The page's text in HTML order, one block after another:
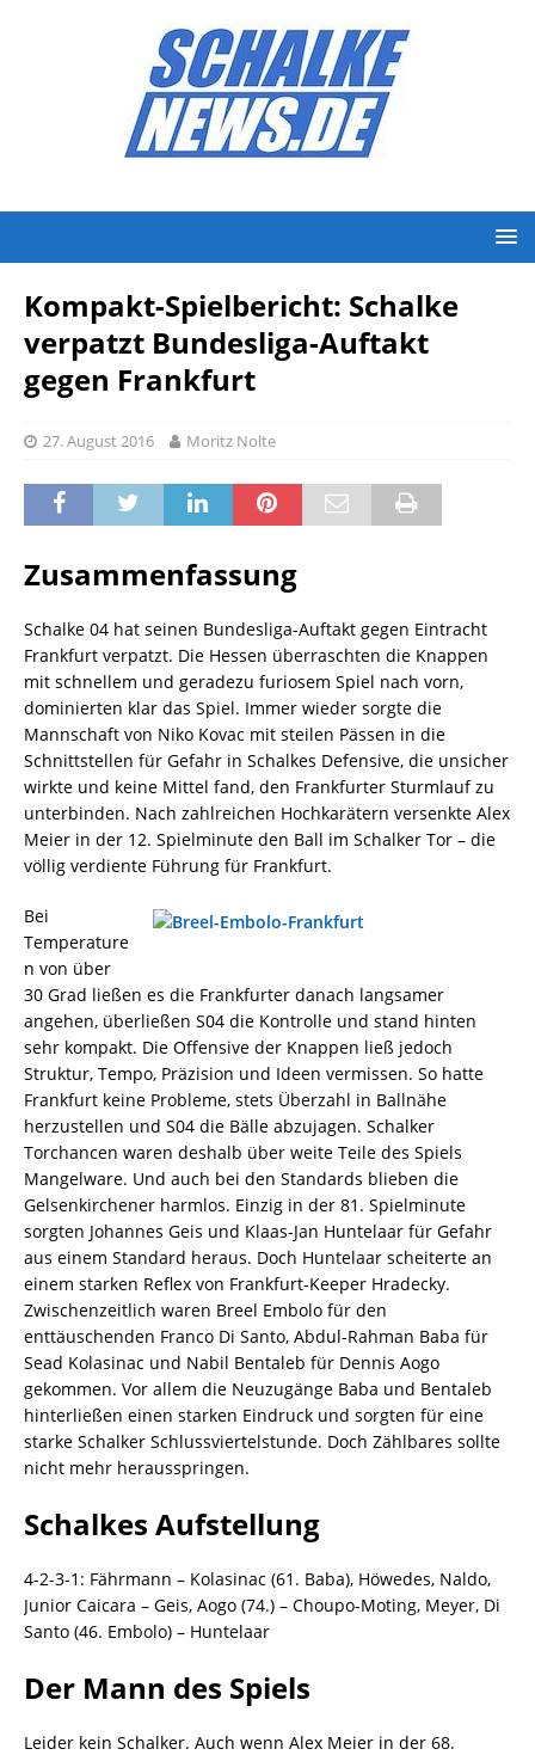
Kompakt-Spielbericht: Schalke
verpatzt Bundesliga-Auftakt
gegen Frankfurt
27. August 2016 Moritz Nolte
Zusammenfassung
Schalke 04 hat seinen Bundesliga-Auftakt gegen Eintracht
Frankfurt verpatzt. Die Hessen überraschten die Knappen
mit schnellem und geradezu furiosem Spiel nach vorn,
dominierten klar das Spiel. Immer wieder sorgte die
Mannschaft von Niko Kovac mit steilen Pässen in die
Schnittstellen für Gefahr in Schalkes Defensive, die unsicher
wirkte und keine Mittel fand, den Frankfurter Sturmlauf zu
unterbinden. Nach zahlreichen Hochkarätern versenkte Alex
Meier in der 12. Spielminute den Ball im Schalker Tor – die
völlig verdiente Führung für Frankfurt.
Bei
Temperature
n von über
30 Grad ließen es die Frankfurter danach langsamer
angehen, überließen S04 die Kontrolle und stand hinten
sehr kompakt. Die Offensive der Knappen ließ jedoch
Struktur, Tempo, Präzision und Ideen vermissen. So hatte
Frankfurt keine Probleme, stets Überzahl in Ballnähe
herzustellen und S04 die Bälle abzujagen. Schalker
Torchancen waren deshalb über weite Teile des Spiels
Mangelware. Und auch bei den Standards blieben die
Gelsenkirchener harmlos. Einzig in der 81. Spielminute
sorgten Johannes Geis und Klaas-Jan Huntelaar für Gefahr
aus einem Standard heraus. Doch Huntelaar scheiterte an
einem starken Reflex von Frankfurt-Keeper Hradecky.
Zwischenzeitlich waren Breel Embolo für den
enttäuschenden Franco Di Santo, Abdul-Rahman Baba für
Sead Kolasinac und Nabil Bentaleb für Dennis Aogo
gekommen. Vor allem die Neuzugänge Baba und Bentaleb
hinterließen einen starken Eindruck und sorgten für eine
starke Schalker Schlussviertelstunde. Doch Zählbares sollte
nicht mehr herausspringen.
Schalkes Aufstellung
4-2-3-1: Fährmann – Kolasinac (61. Baba), Höwedes, Naldo,
Junior Caicara – Geis, Aogo (74.) – Choupo-Moting, Meyer, Di
Santo (46. Embolo) – Huntelaar
Der Mann des Spiels
Leider kein Schalker. Auch wenn Alex Meier in der 68.